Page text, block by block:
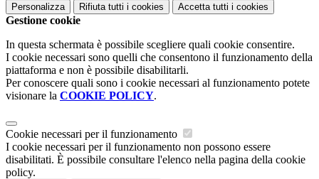
Personalizza Rifiuta tutti i cookies Accetta tutti i cookies
Gestione cookie
In questa schermata è possibile scegliere quali cookie consentire.
I cookie necessari sono quelli che consentono il funzionamento della
piattaforma e non è possibile disabilitarli.
Per conoscere quali sono i cookie necessari al funzionamento potete
visionare la COOKIE POLICY.
Cookie necessari per il funzionamento
I cookie necessari per il funzionamento non possono essere
disabilitati. È possibile consultare l'elenco nella pagina della cookie
policy.